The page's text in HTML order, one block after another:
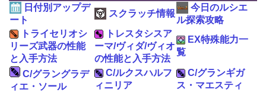
日付別アップデ
ート
スクラッチ情報
今日のルシエ
ル探索攻略
トライセリオシ
リーズ武器の性能
と入手方法
トレスタシスア
ーマ/ヴィダ/ヴィオ
の性能と入手方法
EX特殊能力一
覧
C/グラングラデ
ィエ・ソール
C/ルクスハルフ
ィニリア
C/グランギガ
ス・マエスティ